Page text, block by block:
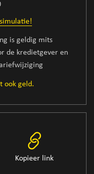
is geldig mits
de kredietgever en
ook geld.
Kopieer link